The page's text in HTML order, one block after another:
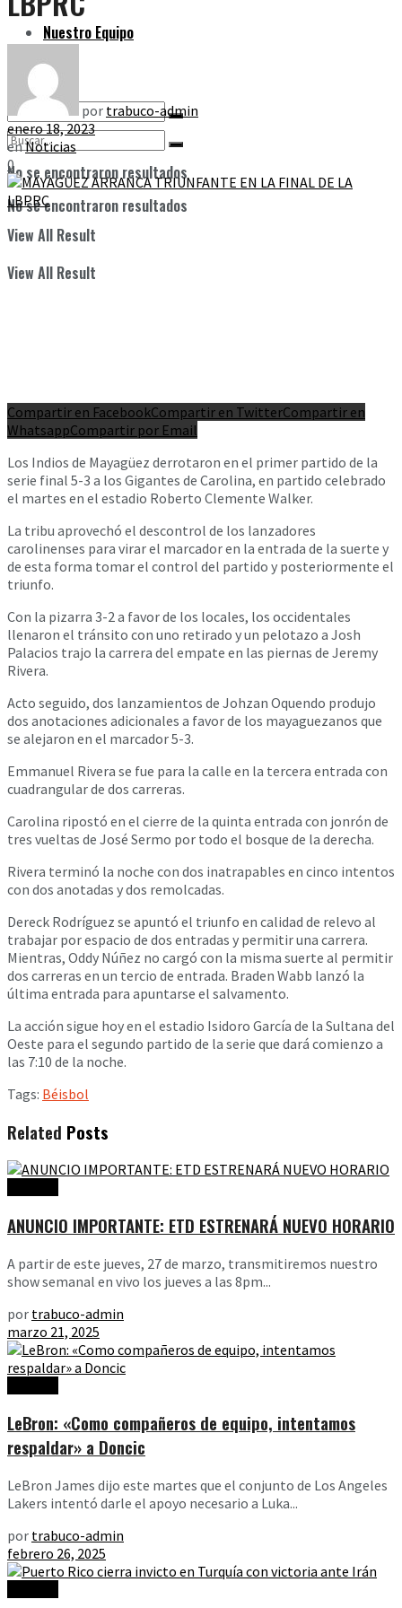
No se encontraron resultados
View All Result
Nuestro Equipo
No se encontraron resultados
View All Result
por trabuco-admin
enero 18, 2023
enNoticias
0
Compartir en FacebookCompartir en TwitterCompartir en
WhatsappCompartir por Email
Los Indios de Mayagüez derrotaron en el primer partido de la
serie final 5-3 a los Gigantes de Carolina, en partido celebrado
el martes en el estadio Roberto Clemente Walker.
La tribu aprovechó el descontrol de los lanzadores
carolinenses para virar el marcador en la entrada de la suerte y
de esta forma tomar el control del partido y posteriormente el
triunfo.
Con la pizarra 3-2 a favor de los locales, los occidentales
llenaron el tránsito con uno retirado y un pelotazo a Josh
Palacios trajo la carrera del empate en las piernas de Jeremy
Rivera.
Acto seguido, dos lanzamientos de Johzan Oquendo produjo
dos anotaciones adicionales a favor de los mayaguezanos que
se alejaron en el marcador 5-3.
Emmanuel Rivera se fue para la calle en la tercera entrada con
cuadrangular de dos carreras.
Carolina ripostó en el cierre de la quinta entrada con jonrón de
tres vueltas de José Sermo por todo el bosque de la derecha.
Rivera terminó la noche con dos inatrapables en cinco intentos
con dos anotadas y dos remolcadas.
Dereck Rodríguez se apuntó el triunfo en calidad de relevo al
trabajar por espacio de dos entradas y permitir una carrera.
Mientras, Oddy Núñez no cargó con la misma suerte al permitir
dos carreras en un tercio de entrada. Braden Wabb lanzó la
última entrada para apuntarse el salvamento.
La acción sigue hoy en el estadio Isidoro García de la Sultana del
Oeste para el segundo partido de la serie que dará comienzo a
las 7:10 de la noche.
Tags: Béisbol
Related Posts
ANUNCIO IMPORTANTE: ETD ESTRENARÁ NUEVO HORARIO
A partir de este jueves, 27 de marzo, transmitiremos nuestro
show semanal en vivo los jueves a las 8pm...
por trabuco-admin
marzo 21, 2025
LeBron: «Como compañeros de equipo, intentamos
respaldar» a Doncic
LeBron James dijo este martes que el conjunto de Los Angeles
Lakers intentó darle el apoyo necesario a Luka...
por trabuco-admin
febrero 26, 2025